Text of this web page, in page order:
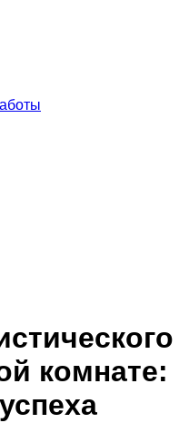
комнате: